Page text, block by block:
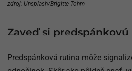
zdroj: Unsplash/Brigitte Tohm
Zaveď si
Predspánková rutina môže